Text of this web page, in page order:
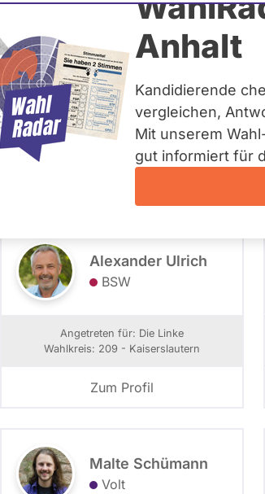
Anhalt
Kandidierende
vergleichen,
Mit unserem
gut informiert für
209 - Kaiserslautern
Alexander Ulrich
BSW
Angetreten für: Die Linke
Wahlkreis: 209 - Kaiserslautern
Zum Profil
Malte Schümann
Volt